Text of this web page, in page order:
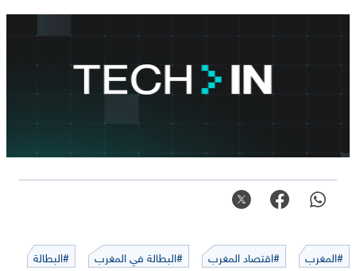
#المغرب #اقتصاد المغرب #البطالة في المغرب #البطالة